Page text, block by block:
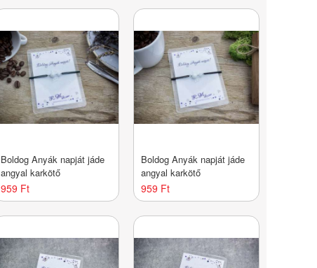
Boldog Anyák napját jáde
angyal karkötő
959 Ft
Boldog Anyák napját jáde
angyal karkötő
959 Ft